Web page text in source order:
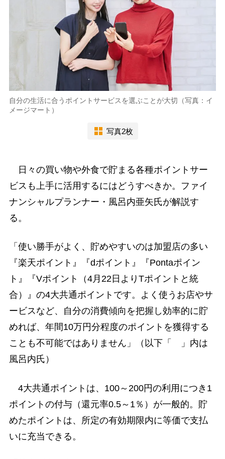
自分の生活に合うポイントサービスを選ぶことが大切（写真：イ
メージマート）
写真2枚
日々の買い物や外食で貯まる各種ポイントサー
ビスも上手に活用するにはどうすべきか。ファイ
ナンシャルプランナー・風呂内亜矢氏が解説す
る。
「使い勝手がよく、貯めやすいのは加盟店の多い
『楽天ポイント』『dポイント』『Pontaポイン
ト』『Vポイント（4月22日よりTポイントと統
合）』の4大共通ポイントです。よく使うお店やサ
ービスなど、自分の消費傾向を把握し効率的に貯
めれば、年間10万円分程度のポイントを獲得する
ことも不可能ではありません」（以下「 」内は
風呂内氏）
4大共通ポイントは、100～200円の利用につき1
ポイントの付与（還元率0.5～1％）が一般的。貯
めたポイントは、所定の有効期限内に等価で支払
いに充当できる。